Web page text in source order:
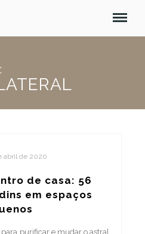
abril de 2020
de casa: 56
em espaços
purificar e mudar o astral